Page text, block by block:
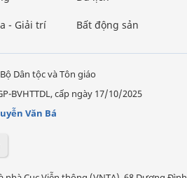
- Giải trí Bất động sản
Dân tộc và Tôn giáo
BVHTTDL, cấp ngày 17/10/2025
Văn Bá